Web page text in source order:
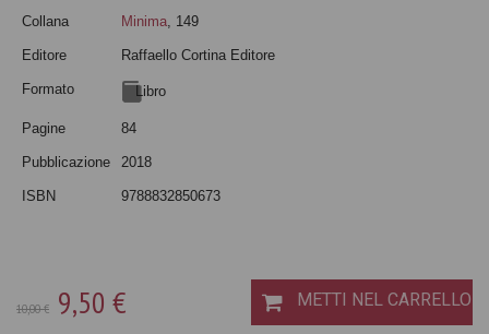
Collana Minima , 149
Editore Raffaello Cortina Editore
Formato Libro
Pagine 84
Pubblicazione 2018
ISBN 9788832850673
10,00 € 9,50 € METTI NEL CARRELLO